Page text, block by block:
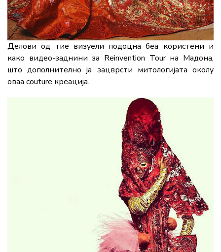
Делови од тие визуели подоцна беа користени и
како видео-заднини за Reinvention Tour на Мадона,
што дополнително ја зацврсти митологијата околу
оваа couture креација.